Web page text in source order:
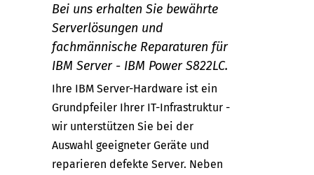
Bei uns erhalten Sie bewährte
Serverlösungen und
fachmännische Reparaturen für
IBM Server - IBM Power S822LC.
Ihre IBM Server-Hardware ist ein
Grundpfeiler Ihrer IT-Infrastruktur -
wir unterstützen Sie bei der
Auswahl geeigneter Geräte und
reparieren defekte Server. Neben